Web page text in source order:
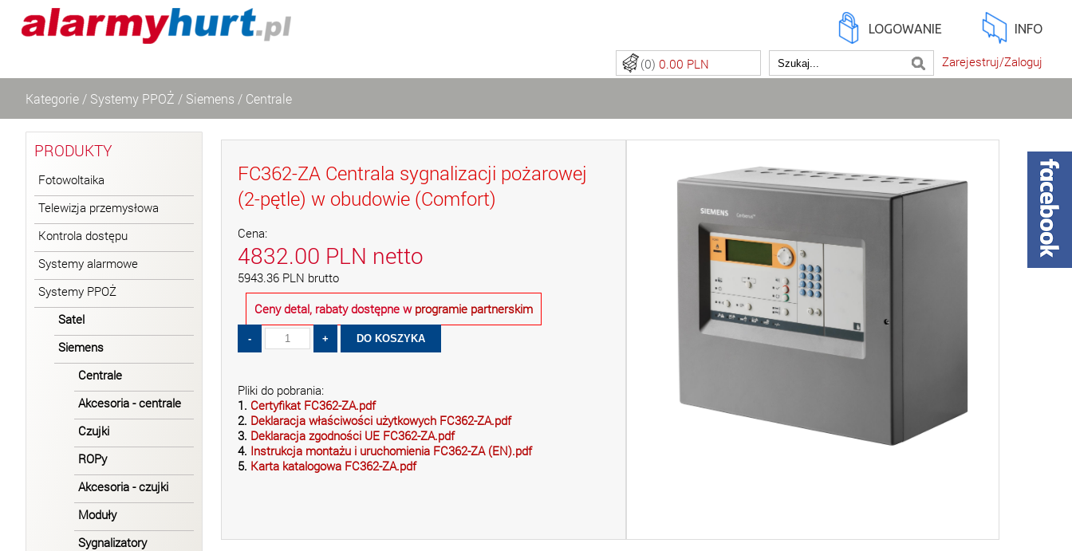
LOGOWANIE INFO
Zarejestruj/Zaloguj
(0) 0.00 PLN
Kategorie / Systemy PPOŻ / Siemens / Centrale
PRODUKTY
Fotowoltaika
Telewizja przemysłowa
Kontrola dostępu
Systemy alarmowe
Systemy PPOŻ
Satel
Siemens
Centrale
Akcesoria - centrale
Czujki
ROPy
Akcesoria - czujki
Moduły
Sygnalizatory
FC362-ZA Centrala sygnalizacji pożarowej
(2-pętle) w obudowie (Comfort)
Cena:
4832.00 PLN netto
5943.36 PLN brutto
Ceny detal, rabaty dostępne w programie partnerskim
Pliki do pobrania:
1. Certyfikat FC362-ZA.pdf
2. Deklaracja właściwości użytkowych FC362-ZA.pdf
3. Deklaracja zgodności UE FC362-ZA.pdf
4. Instrukcja montażu i uruchomienia FC362-ZA (EN).pdf
5. Karta katalogowa FC362-ZA.pdf